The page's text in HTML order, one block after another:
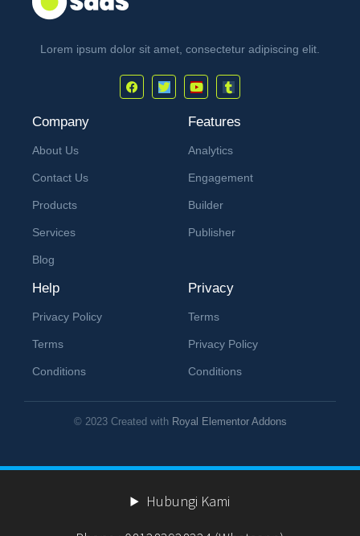
Lorem ipsum dolor sit amet, consectetur adipiscing elit.
Company
About Us
Contact Us
Products
Services
Blog
Features
Analytics
Engagement
Builder
Publisher
Help
Privacy Policy
Terms
Conditions
Privacy
Terms
Privacy Policy
Conditions
© 2023 Created with Royal Elementor Addons
Hubungi Kami